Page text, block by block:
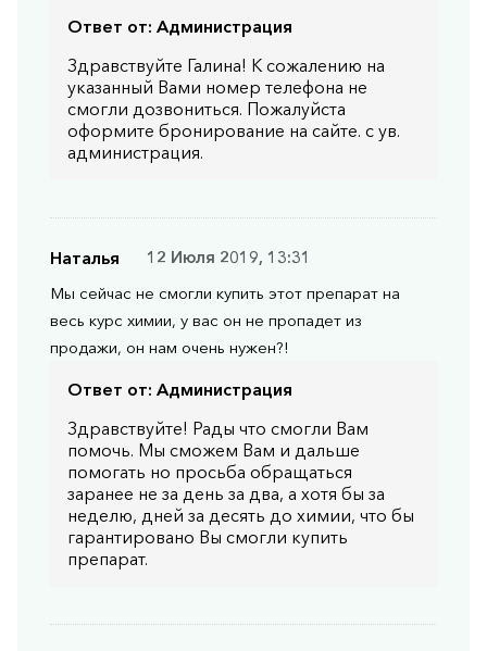
Ответ от: Администрация
Здравствуйте Галина! К сожалению на
указанный Вами номер телефона не
смогли дозвониться. Пожалуйста
оформите бронирование на сайте. с ув.
администрация.
Наталья
12 Июля 2019, 13:31
Мы сейчас не смогли купить этот препарат на
весь курс химии, у вас он не пропадет из
продажи, он нам очень нужен?!
Ответ от: Администрация
Здравствуйте! Рады что смогли Вам
помочь. Мы сможем Вам и дальше
помогать но просьба обращаться
заранее не за день за два, а хотя бы за
неделю, дней за десять до химии, что бы
гарантировано Вы смогли купить
препарат.